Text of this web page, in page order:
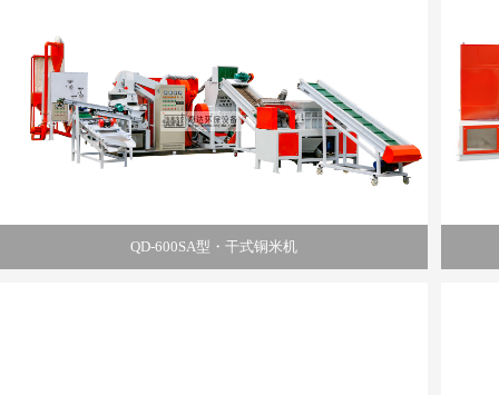
QD-600SA型・干式铜米机